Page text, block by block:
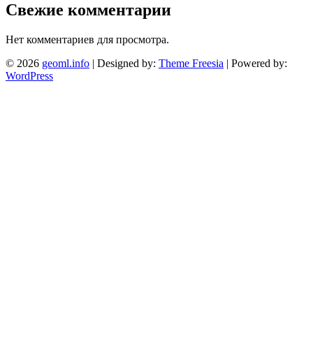
Свежие комментарии
Нет комментариев для просмотра.
© 2026 geoml.info | Designed by: Theme Freesia | Powered by:
WordPress